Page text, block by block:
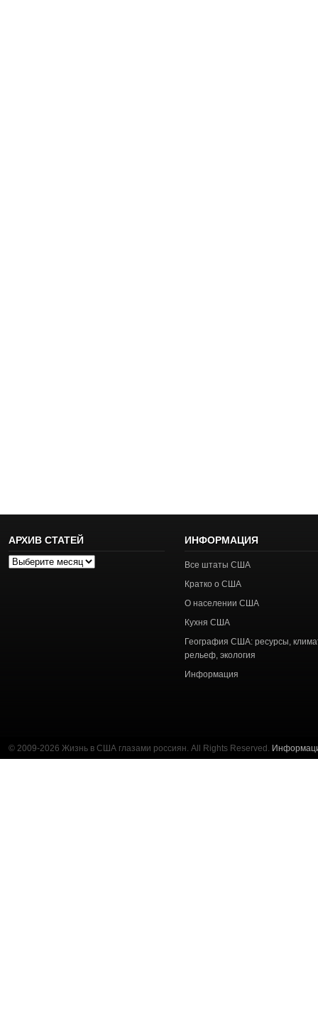
АРХИВ СТАТЕЙ
Архив
ИНФОРМАЦИЯ
Все штаты США
Кратко о США
О населении США
Кухня США
География США: ресурсы,
рельеф, экология
Информация
© 2009-2026 Жизнь в США глазами россиян. All Rights Reserved.